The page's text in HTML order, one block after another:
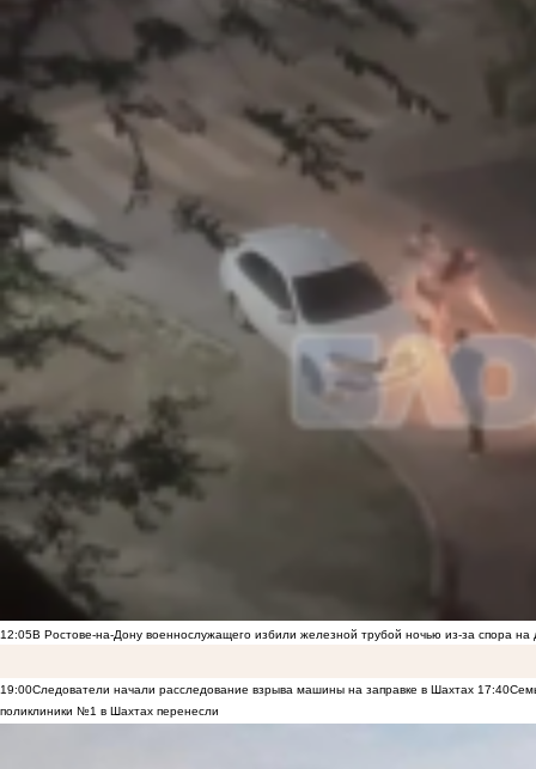
12:05В Ростове-на-Дону военнослужащего избили железной трубой ночью из-за спора на
19:00Следователи начали расследование взрыва машины на заправке в Шахтах 17:40
поликлиники №1 в Шахтах перенесли